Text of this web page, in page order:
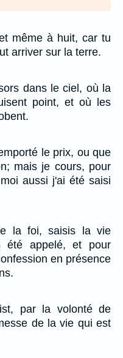
même à huit, car tu
arriver sur la terre.
dans le ciel, où la
point, et où les
le prix, ou que
mais je cours, pour
aussi j'ai été saisi
la foi, saisis la vie
été appelé, et pour
en présence
par la volonté de
de la vie qui est